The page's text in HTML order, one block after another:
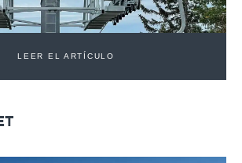
LEER EL ARTÍCULO